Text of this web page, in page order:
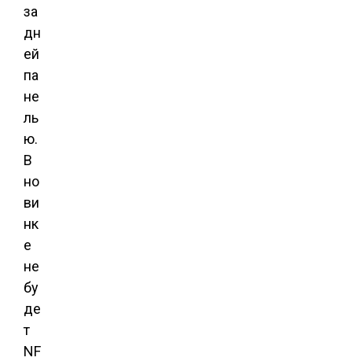
за
дн
ей
па
не
ль
ю.
В
но
ви
нк
е
не
бу
де
т
NF